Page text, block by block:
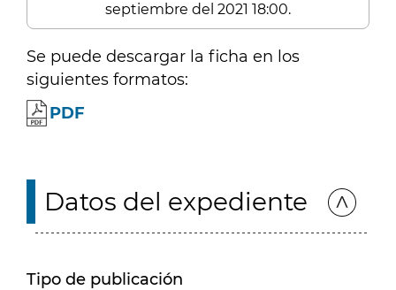
septiembre del 2021 18:00.
Se puede descargar la ficha en los
siguientes formatos:
PDF
Datos del expediente
Tipo de publicación